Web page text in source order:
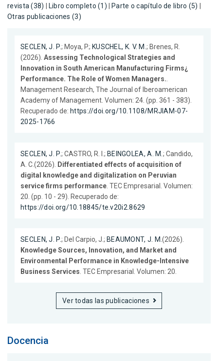
revista (38)
Libro completo (1) Parte o capítulo de libro (5)
Otras publicaciones (3)
SECLEN, J. P.; Moya, P.; KUSCHEL, K. V. M.; Brenes, R.
(2026). Assessing Technological Strategies and
Innovation in South American Manufacturing Firms¿
Performance. The Role of Women Managers.
Management Research, The Journal of Iberoamerican
Academy of Management. Volumen: 24. (pp. 361 - 383).
Recuperado de: https://doi.org/10.1108/MRJIAM-07-
2025-1766
SECLEN, J. P.; CASTRO, R. I.; BEINGOLEA, A. M. ; Candido,
A. C.(2026).
Differentiated effects of acquisition of
digital knowledge and digitalization on Peruvian
service firms performance . TEC Empresarial. Volumen:
20. (pp. 10 - 29). Recuperado de:
https://doi.org/10.18845/te.v20i2.8629
SECLEN, J. P.; Del Carpio, J.; BEAUMONT, J. M.(2026).
Knowledge Sources, Innovation, and Market and
Environmental Performance in Knowledge-Intensive
Business Services . TEC Empresarial. Volumen: 20.
Ver todas las publicaciones
Docencia